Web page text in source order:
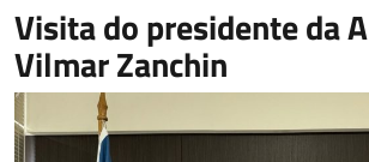
Visita do presidente da
Vilmar Zanchin